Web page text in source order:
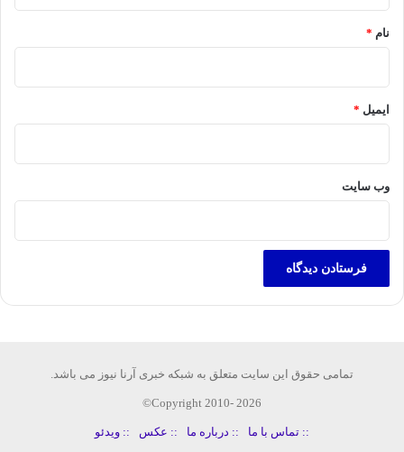
نام *
ایمیل *
وب‌ سایت
تمامی حقوق این سایت متعلق به شبکه خبری آرنا نیوز می باشد.
Copyright 2010- 2026©
:: تماس با ما :: درباره ما :: عکس :: ویدئو